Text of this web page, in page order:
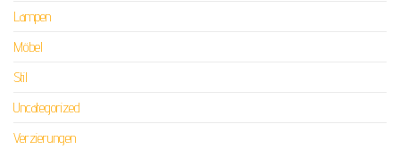
Lampen
Möbel
Stil
Uncategorized
Verzierungen